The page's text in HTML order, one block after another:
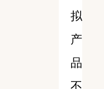
拟
产
品
不